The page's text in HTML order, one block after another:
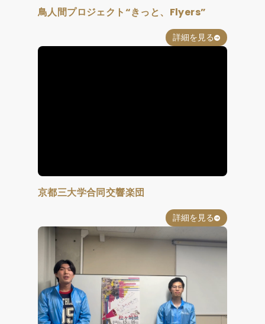
鳥人間プロジェクト“きっと、Flyers”
詳細を見る
京都三大学合同交響楽団
詳細を見る